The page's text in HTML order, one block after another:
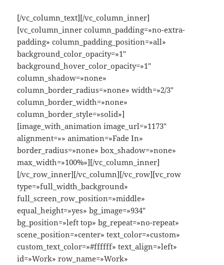
[/vc_column_text][/vc_column_inner]
[vc_column_inner column_padding=»no-extra-
padding» column_padding_position=»all»
background_color_opacity=»1″
background_hover_color_opacity=»1″
column_shadow=»none»
column_border_radius=»none» width=»2/3″
column_border_width=»none»
column_border_style=»solid»]
[image_with_animation image_url=»1173″
alignment=»» animation=»Fade In»
border_radius=»none» box_shadow=»none»
max_width=»100%»][/vc_column_inner]
[/vc_row_inner][/vc_column][/vc_row][vc_row
type=»full_width_background»
full_screen_row_position=»middle»
equal_height=»yes» bg_image=»934″
bg_position=»left top» bg_repeat=»no-repeat»
scene_position=»center» text_color=»custom»
custom_text_color=»#ffffff» text_align=»left»
id=»Work» row_name=»Work»